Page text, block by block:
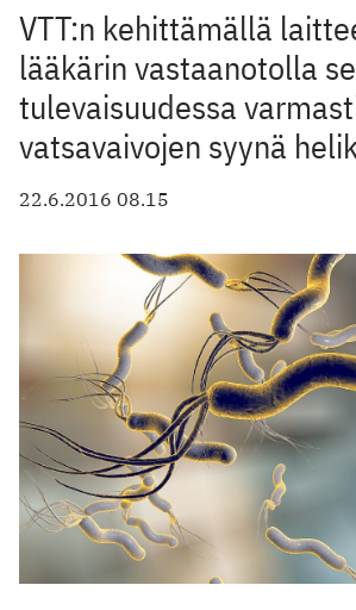
VTT:n kehittämällä
lääkärin vastaanotolla
tulevaisuudessa
vatsavaivojen syynä
22.6.2016 08.15